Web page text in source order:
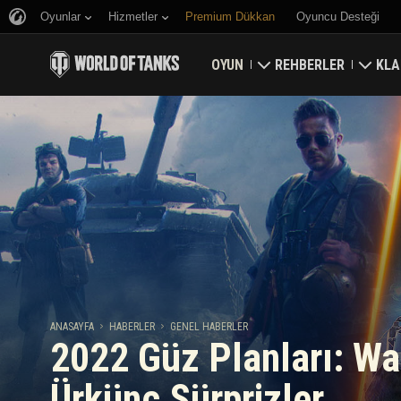
Oyunlar Hizmetler Premium Dükkan Oyuncu Desteği
OYUN
Bonus Kodları Alın
Haberler
Reytingler
Güncellemeler
Tankopedi
Müzik
REHBERLER
Yeni Başlayanlar
Genel Rehber
Oyun Ekonomisi
Hesap Güvenliği
Başarılar
Adil Oyun Politikası
Wargaming.net Game
ANASAYFA HABERLER GENEL HABERLER
2022 Güz Planları: